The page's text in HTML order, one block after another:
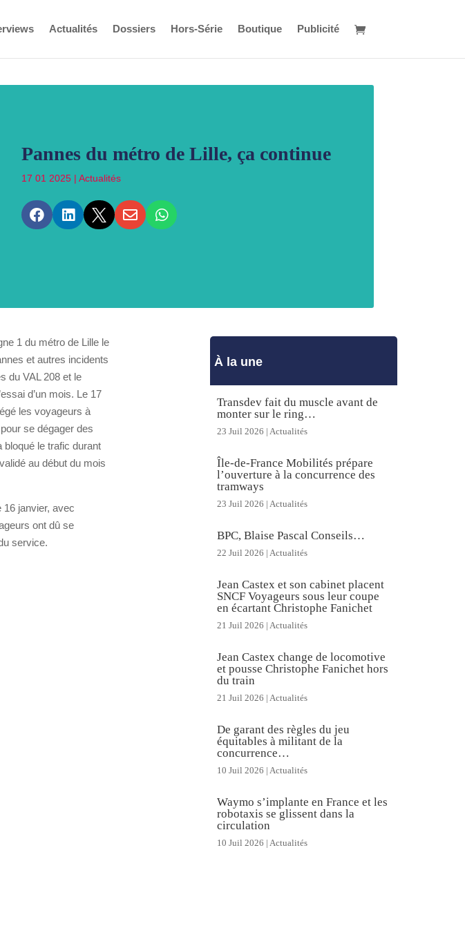
Actualités Dossiers Hors-Série Boutique Publicité
Pannes du métro de Lille, ça continue
17 01 2025| Actualités
    
1 du métro de Lille le
et autres incidents
du VAL 208 et le
d’un mois. Le 17
les voyageurs à
se dégager des
bloqué le trafic durant
au début du mois
16 janvier, avec
ont dû se
service.
À la une
Transdev fait du muscle avant de
monter sur le ring…
23 Juil 2026 | Actualités
Île-de-France Mobilités prépare
l’ouverture à la concurrence des
tramways
23 Juil 2026 | Actualités
BPC, Blaise Pascal Conseils…
22 Juil 2026 | Actualités
Jean Castex et son cabinet placent
SNCF Voyageurs sous leur coupe
en écartant Christophe Fanichet
21 Juil 2026 | Actualités
Jean Castex change de locomotive
et pousse Christophe Fanichet hors
du train
21 Juil 2026 | Actualités
De garant des règles du jeu
équitables à militant de la
concurrence…
10 Juil 2026 | Actualités
Waymo s’implante en France et les
robotaxis se glissent dans la
circulation
10 Juil 2026 | Actualités